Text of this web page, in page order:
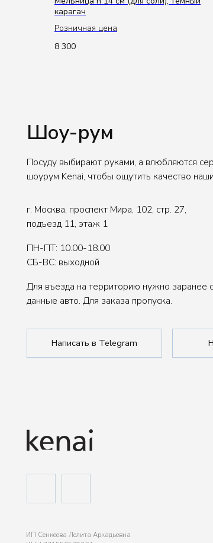
карагач
Розничная цена
8 300
Для въезда на территорию нужно заранее
данные авто. Для заказа пропуска.
Шоу-рум
ПН-ПТ: 10.00-18.00
Написать в Telegram
Сделано в FIRSTOV